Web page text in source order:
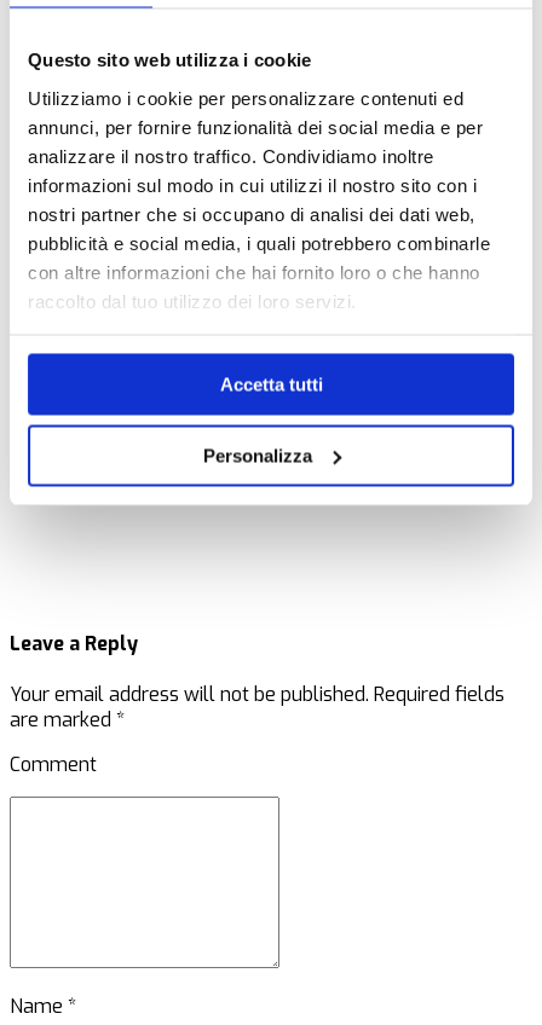
Questo sito web utilizza i cookie
Utilizziamo i cookie per personalizzare contenuti ed
annunci, per fornire funzionalità dei social media e per
analizzare il nostro traffico. Condividiamo inoltre
informazioni sul modo in cui utilizzi il nostro sito con i
nostri partner che si occupano di analisi dei dati web,
pubblicità e social media, i quali potrebbero combinarle
con altre informazioni che hai fornito loro o che hanno
raccolto dal tuo utilizzo dei loro servizi.
Accetta tutti
Personalizza
+39.0331.958.095
WhatsApp
Leave a Reply
Your email address will not be published. Required fields
are marked *
Comment
Name *